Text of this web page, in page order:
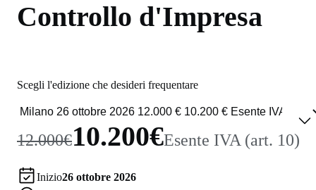
Controllo d'Impresa
Scegli l'edizione che desideri frequentare
12.000€10.200€Esente IVA (art. 10)
Inizio26 ottobre 2026